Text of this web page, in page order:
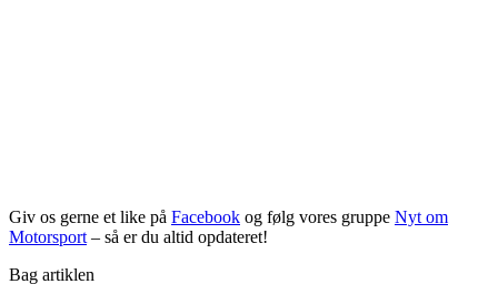
Giv os gerne et like på Facebook og følg vores gruppe Nyt om
Motorsport – så er du altid opdateret!
Bag artiklen